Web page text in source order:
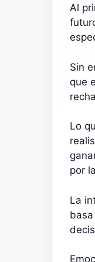
Al
Sin
que
Lo
por
La